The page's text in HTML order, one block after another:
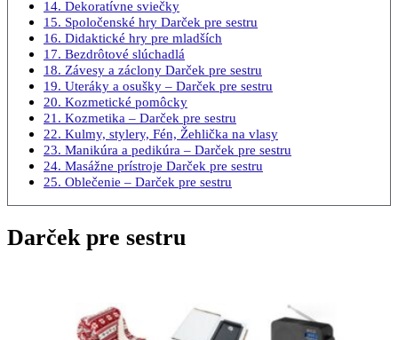
14. Dekoratívne sviečky
15. Spoločenské hry Darček pre sestru
16. Didaktické hry pre mladších
17. Bezdrôtové slúchadlá
18. Závesy a záclony Darček pre sestru
19. Uteráky a osušky – Darček pre sestru
20. Kozmetické pomôcky
21. Kozmetika – Darček pre sestru
22. Kulmy, stylery, Fén, Žehlička na vlasy
23. Manikúra a pedikúra – Darček pre sestru
24. Masážne prístroje Darček pre sestru
25. Oblečenie – Darček pre sestru
Darček pre sestru